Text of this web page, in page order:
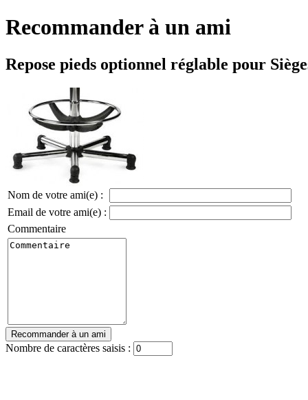
Recommander à un ami
Repose pieds optionnel réglable pour
Nom de votre ami(e) :
Email de votre ami(e) :
Commentaire
Nombre de caractères saisis :